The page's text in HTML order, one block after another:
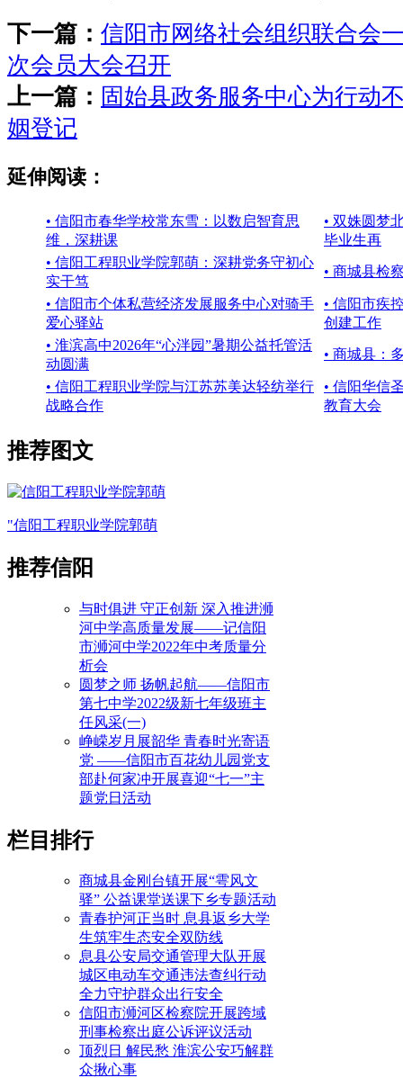
下一篇： 信阳市网络社会组织联合会
次会员大会召开
上一篇： 固始县政务服务中心为行动
姻登记
延伸阅读：
• 信阳市春华学校常东雪：以数启智育思
维，深耕课
• 双姝圆梦
毕业生再
• 信阳工程职业学院郭萌：深耕党务守初心
实干笃
• 商城县检
• 信阳市个体私营经济发展服务中心对骑手
爱心驿站
• 信阳市疾
创建工作
• 淮滨高中2026年“心泮园”暑期公益托管活
动圆满
• 商城县：
• 信阳工程职业学院与江苏苏美达轻纺举行
战略合作
• 信阳华信
教育大会
推荐图文
"信阳工程职业学院郭萌
推荐信阳
与时俱进 守正创新 深入推进浉
河中学高质量发展——记信阳
市浉河中学2022年中考质量分
析会
圆梦之师 扬帆起航——信阳市
第七中学2022级新七年级班主
任风采(一)
峥嵘岁月展韶华 青春时光寄语
党 ——信阳市百花幼儿园党支
部赴何家冲开展喜迎“七一”主
题党日活动
栏目排行
商城县金刚台镇开展“雩风文
驿” 公益课堂送课下乡专题活动
青春护河正当时 息县返乡大学
生筑牢生态安全双防线
息县公安局交通管理大队开展
城区电动车交通违法查纠行动
全力守护群众出行安全
信阳市浉河区检察院开展跨域
刑事检察出庭公诉评议活动
顶烈日 解民愁 淮滨公安巧解群
众揪心事